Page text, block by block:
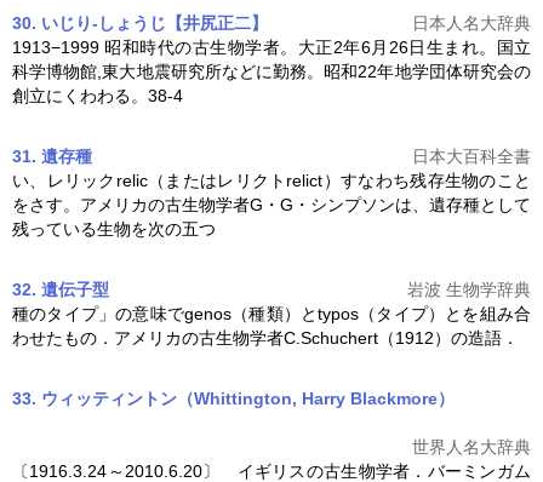
30. いじり-しょうじ【井尻正二】
日本人名大辞典
1913−1999 昭和時代の古生物学者。大正2年6月26日生まれ。国立
科学博物館,東大地震研究所などに勤務。昭和22年地学団体研究会の
創立にくわわる。38-4
31. 遺存種
日本大百科全書
い、レリックrelic（またはレリクトrelict）すなわち残存生物のこと
をさす。アメリカの古生物学者G・G・シンプソンは、遺存種として
残っている生物を次の五つ
32. 遺伝子型
岩波 生物学辞典
種のタイプ」の意味でgenos（種類）とtypos（タイプ）とを組み合
わせたもの．アメリカの古生物学者C.Schuchert（1912）の造語．
33. ウィッティントン（Whittington, Harry Blackmore）
世界人名大辞典
〔1916.3.24～2010.6.20〕 イギリスの古生物学者．バーミンガム